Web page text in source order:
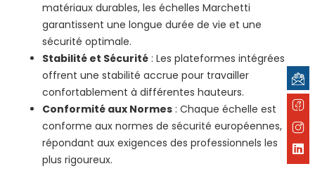
matériaux durables, les échelles Marchetti
garantissent une longue durée de vie et une
sécurité optimale.
Stabilité et Sécurité : Les plateformes intégrées
offrent une stabilité accrue pour travailler
confortablement à différentes hauteurs.
Conformité aux Normes : Chaque échelle est
conforme aux normes de sécurité européennes,
répondant aux exigences des professionnels les
plus rigoureux.